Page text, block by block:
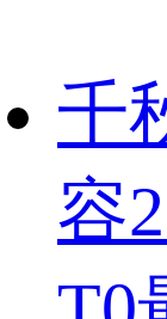
千
容